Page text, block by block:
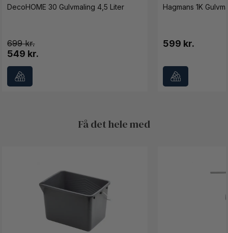
DecoHOME 30 Gulvmaling 4,5 Liter
699
549 kr.
Hagmans 1K
599 kr.
Få det hele med